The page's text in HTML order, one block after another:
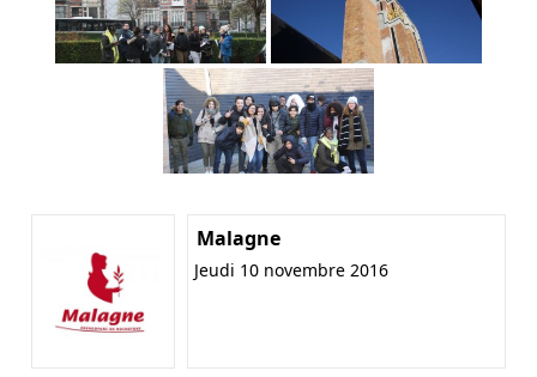
Malagne
Jeudi 10 novembre 2016